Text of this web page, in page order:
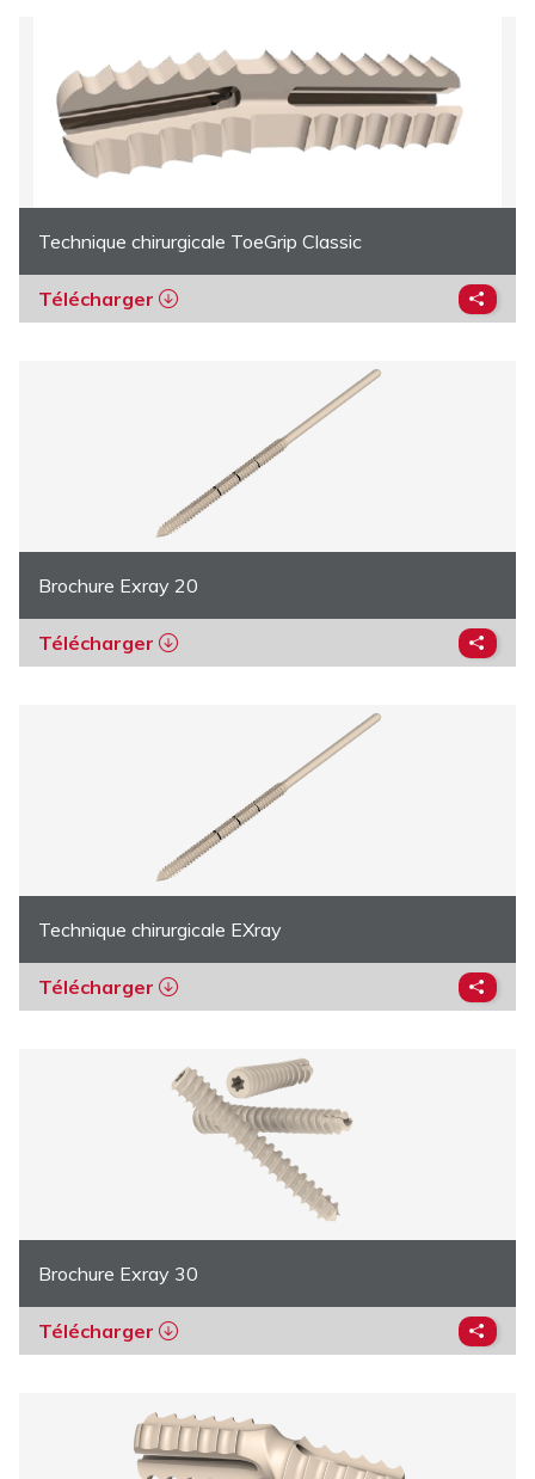
Technique chirurgicale ToeGrip Classic
Télécharger
Brochure Exray 20
Télécharger
Technique chirurgicale EXray
Télécharger
Brochure Exray 30
Télécharger